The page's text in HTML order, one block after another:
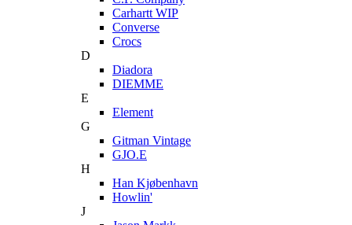
Carhartt WIP
Converse
Crocs
D
Diadora
DIEMME
E
Element
G
Gitman Vintage
GJO.E
H
Han Kjøbenhavn
Howlin'
J